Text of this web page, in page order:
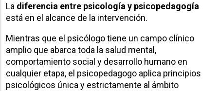
La diferencia entre psicología y psicopedagogía
está en el alcance de la intervención.
Mientras que el psicólogo tiene un campo clínico
amplio que abarca toda la salud mental,
comportamiento social y desarrollo humano en
cualquier etapa, el psicopedagogo aplica principios
psicológicos única y estrictamente al ámbito